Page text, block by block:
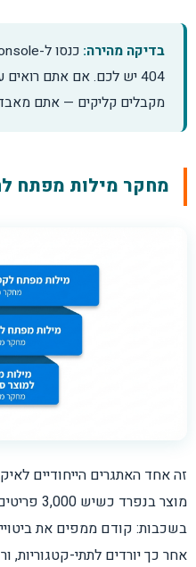
בדיקה מהירה:
404 יש לכם. אם אתם
מקבלים קליקים — אתם
מחקר מילות מפתח
זה אחד האתגרים הייחודיים
מוצר
בשכבות: קודם ממפים את
אחר כך יורדים לתתי-קטגוריות,